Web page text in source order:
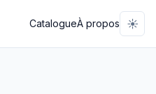
CatalogueÀ propos ☀️